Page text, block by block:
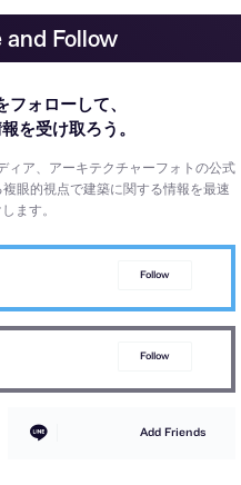
and Follow
ォローして、
を受け取ろう。
ィア、アーキテクチャーフォトの公式
眼的視点で建築に関する情報を最速
ます。
Follow
Follow
Add Friends